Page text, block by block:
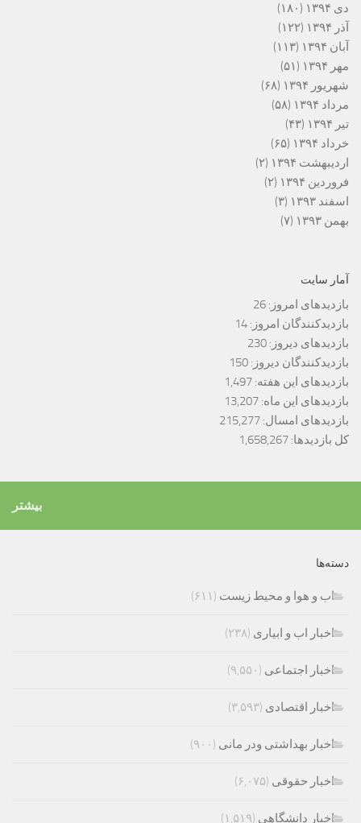
دی ۱۳۹۴
(۱۸۰)
آذر ۱۳۹۴
(۱۲۲)
آبان ۱۳۹۴
(۱۱۳)
مهر ۱۳۹۴
(۵۱)
شهریور ۱۳۹۴
(۶۸)
مرداد ۱۳۹۴
(۵۸)
تیر ۱۳۹۴
(۴۳)
خرداد ۱۳۹۴
(۶۵)
اردیبهشت ۱۳۹۴
(۲)
فروردین ۱۳۹۴
(۲)
اسفند ۱۳۹۳
(۳)
بهمن ۱۳۹۳
(۷)
آمار سایت
بازدیدهای امروز: 26
بازدیدکنندگان امروز: 14
بازدیدهای دیروز: 230
بازدیدکنندگان دیروز: 150
بازدیدهای این هفته: 1,497
بازدیدهای این ماه: 13,207
بازدیدهای امسال: 215,277
کل بازدیدها: 1,658,267
بیشتر
دسته‌ها
اب و هوا و محیط زیست (۶۱۱)
اخبار اب و ابیاری (۲۳۸)
اخبار اجتماعی (۹,۵۵۰)
اخبار اقتصادی (۳,۵۹۳)
اخبار بهداشتی ودر مانی (۹۰۰)
اخبار حقوقی (۶,۰۷۵)
اخبار دانشگاهی (۱,۵۱۹)